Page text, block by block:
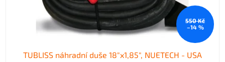
550 Kč
–14 %
TUBLISS náhradní duše 18"x1,85", NUETECH - USA